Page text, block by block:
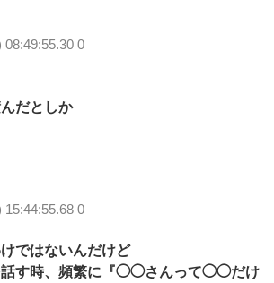
08:49:55.30 0
だとしか
15:44:55.68 0
ではないんだけど
話す時、頻繁に『◯◯さんって◯◯だけ